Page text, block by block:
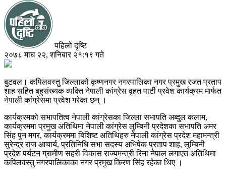
पहिलो दृष्टि
२०७८ माघ २२, शनिबार २१:१९ गते
बुटवल। कपिलवस्तु जिल्लाको कृष्णनगर नगरपालिका नगर प्रमुख रजत प्रताप
शाह सहित बहुसंख्यक व्यक्ति नेपाली कांग्रेस वृहत पार्टी प्रवेश कार्यक्रम मार्फत
नेपाली कांग्रेसमा प्रवेश गरेका छन् ।
कार्यक्रमकाे सभापतित्व नेपाली कांग्रेसका जिल्ला सभापति अब्दुल कलाम,
कार्यक्रममा प्रमुख अतिथिमा नेपाली कांग्रेस लुम्बिनी प्रदेशका सभापति अमर
सिंह पुन मगर, कार्यक्रममा बिशिष्ट अतिथिहरु नेपाली कांग्रेस प्रदेश महामन्त्री
सुरेन्द्र राज आचार्य, प्रतिनिधि सभा सदस्य अभिषेक प्रताप शाह, लुम्बिनी
प्रदेश पर्यटन ग्रामीण सहरी विकास राज्यमन्त्री रिना नेपाल लगाएत अतिथिमा
कपिलवस्तु नगरपालिकाका नगर प्रमुख किरण सिंह रहेका थिए ।